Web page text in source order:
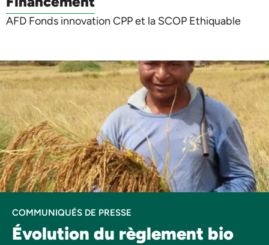
AFD Fonds innovation CPP et la SCOP Ethiquable
COMMUNIQUÉS DE PRESSE
Évolution du règlement bio